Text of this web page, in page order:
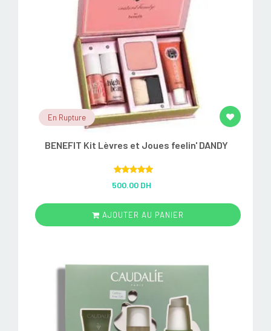
En Rupture
BENEFIT Kit Lèvres et Joues feelin' DANDY
out of 5
500.00 DH
AJOUTER AU PANIER